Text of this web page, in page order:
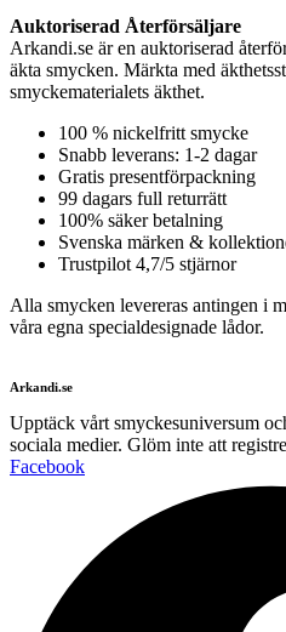
Auktoriserad Återförsäljare
Arkandi.se är en auktoriserad
äkta smycken. Märkta med
smyckematerialets äkthet.
100 % nickelfritt smycke
Snabb leverans: 1-2 dagar
Gratis presentförpackning
99 dagars full returrätt
100% säker betalning
Svenska märken &
Trustpilot 4,7/5 stjärnor
Alla smycken levereras antingen i
våra egna specialdesignade lådor.
Arkandi.se
Upptäck vårt smyckesuniversum
sociala medier. Glöm inte att
Facebook